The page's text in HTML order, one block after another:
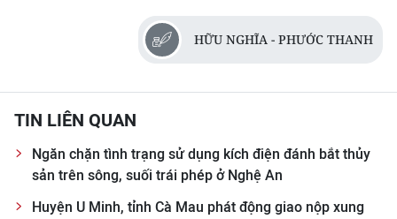
Media Khoa học - Công nghệ
Media Môi trường
Ảnh
HỮU NGHĨA - PHƯỚC THANH
TIN LIÊN QUAN
Ngăn chặn tình trạng sử dụng kích điện đánh bắt thủy
sản trên sông, suối trái phép ở Nghệ An
Huyện U Minh, tỉnh Cà Mau phát động giao nộp xung